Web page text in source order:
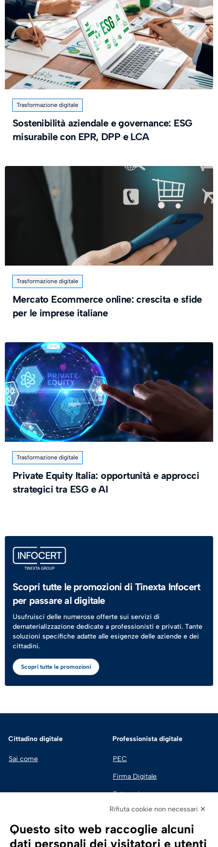
Trasformazione digitale
Sostenibilità aziendale e governance: ESG
misurabile con EPR, DPP e LCA
Trasformazione digitale
Mercato Ecommerce online: crescita e sfide
per le imprese italiane
Trasformazione digitale
Private Equity Italia: opportunità e approcci
strategici tra ESG e AI
Scopri tutte le promozioni di Tinexta Infocert
per passare al digitale
Usufruisci delle numerose offerte sui servizi di
dematerializzazione dedicate a professionisti e privati. Tante
soluzioni specifiche adatte alle esigenze delle aziende e dei
cittadini.
Scopri tutte le promozioni
Cittadino digitale
Sai come
Professionista digitale
PEC
Firma Digitale
Fatturazione
Sicurezza Digitale
Rifiuta cookie non necessari ✕
Questo sito web raccoglie alcuni
dati personali dei visitatori e utenti